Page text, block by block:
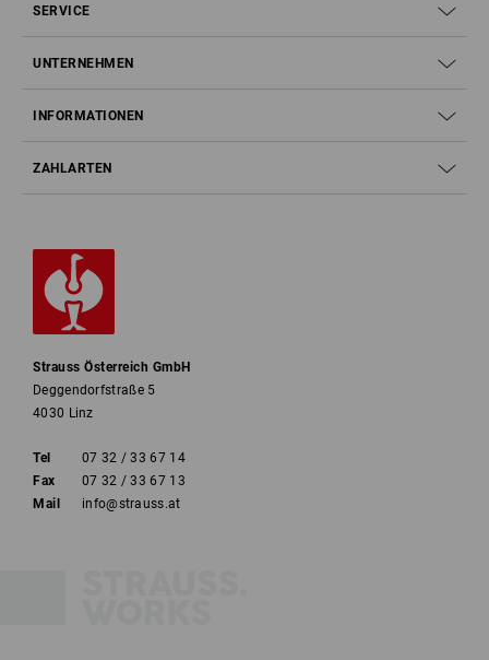
SERVICE
UNTERNEHMEN
INFORMATIONEN
ZAHLARTEN
Strauss Österreich GmbH
Deggendorfstraße 5
4030 Linz
Tel
07 32 / 33 67 14
Fax
07 32 / 33 67 13
Mail
info@strauss.at